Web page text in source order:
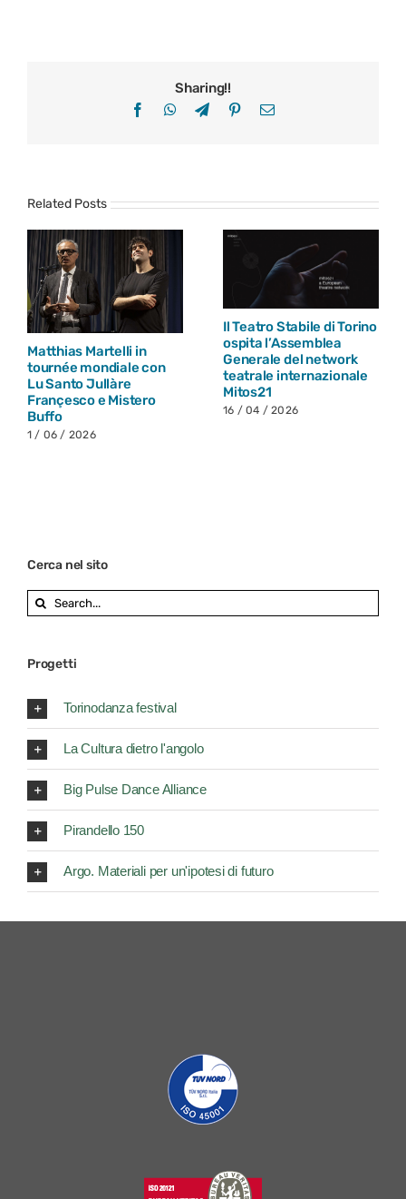
Sharing!!
FacebookWhatsApp
TelegramPinterestEmail
Related Posts
Ibridi 2026
26 / 03 / 2026
27 marzo // Giornata
Mondiale del Teatro: il
messaggio di Willem
Dafoe
25 / 03 / 2026
Search
for:
Torinodanza festival
La Cultura dietro l'angolo
Big Pulse Dance Alliance
Pirandello 150
Argo. Materiali per un'ipotesi di futuro